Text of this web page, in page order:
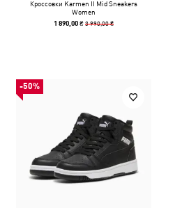
Кроссовки Karmen II Mid Sneakers
Women
1 890,00 ₴3 990,00 ₴
-50%